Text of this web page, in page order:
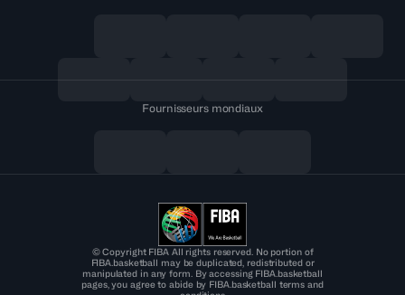
Fournisseurs mondiaux
© Copyright FIBA All rights reserved. No portion of
FIBA.basketball may be duplicated, redistributed or
manipulated in any form. By accessing FIBA.basketball
pages, you agree to abide by FIBA.basketball terms and